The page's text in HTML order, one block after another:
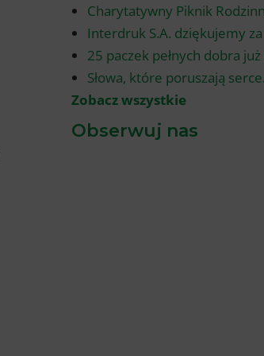
Charytatywny Piknik
Interdruk S.A. dziękujemy
25 paczek pełnych dobra
Słowa, które poruszają
Zobacz wszystkie
Obserwuj nas